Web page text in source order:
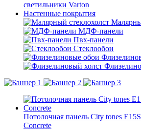
светильники Varton
Настенные покрытия
МДФ-панели
Пвх-панели
Стеклообои
Потолочная панель City tones
Concrete